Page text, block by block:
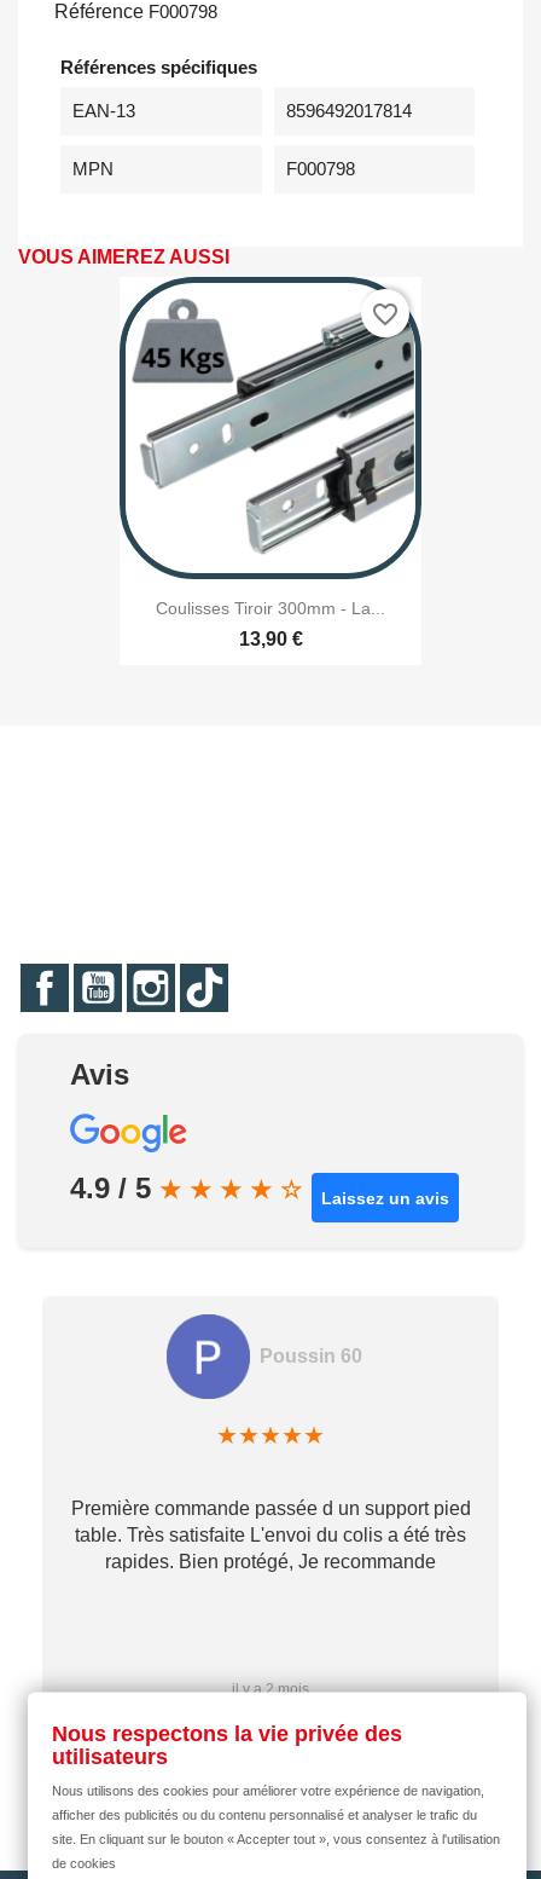
Référence F000798
Références spécifiques
EAN-13 8596492017814
MPN F000798
VOUS AIMEREZ AUSSI
Coulisses Tiroir 300mm - La...
13,90 €
favorite_border
FacebookYouTubeInstagram
Avis
4.9 / 5 ★ ★ ★ ★ ☆ Laissez un avis
Poussin 60
★★★★★
Première commande passée d un support pied
table. Très satisfaite L'envoi du colis a été très
rapides. Bien protégé, Je recommande
il y a 2 mois
Nous respectons la vie privée des
utilisateurs
Nous utilisons des cookies pour améliorer votre expérience de navigation,
afficher des publicités ou du contenu personnalisé et analyser le trafic du
site. En cliquant sur le bouton « Accepter tout », vous consentez à l'utilisation
de cookies